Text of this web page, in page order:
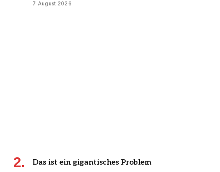
7 August 2026
Das ist ein gigantisches Problem